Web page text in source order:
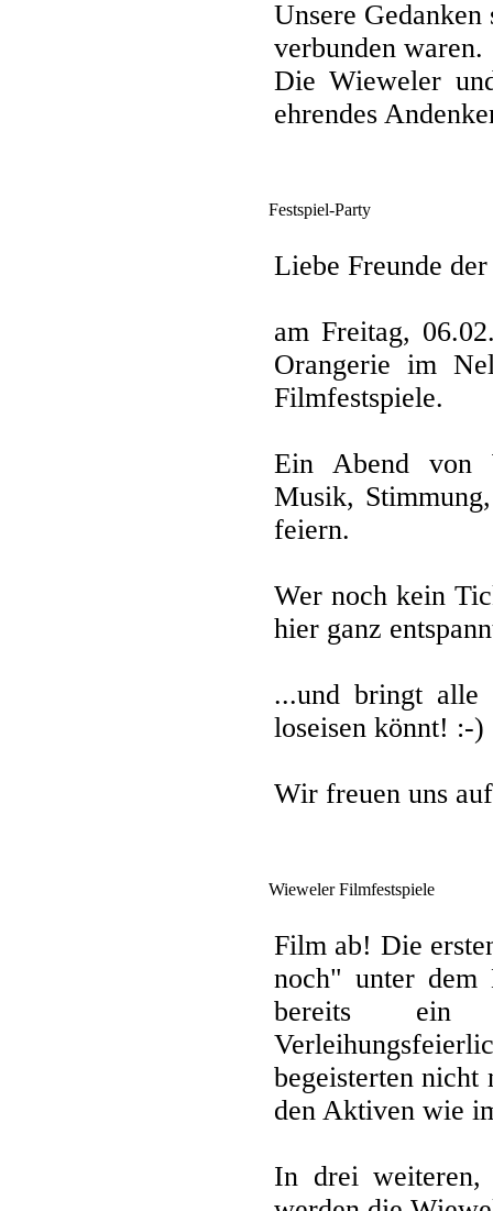
Unsere
verbunden waren.
Die Wieweler
ehrendes
Festspiel-Party
Liebe Freunde
am Freitag,
Orangerie im
Filmfestspiele.
Ein Abend von
Musik,
feiern.
Wer noch kein
hier ganz
...und bringt
loseisen könnt! :-)
Wir freuen uns
Wieweler Filmfestspiele
Film ab! Die
noch" unter dem
bereits
begeisterten nicht
den Aktiven wie
In drei weiteren,